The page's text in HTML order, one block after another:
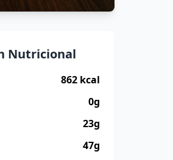
Nutricional
862 kcal
0g
23g
47g